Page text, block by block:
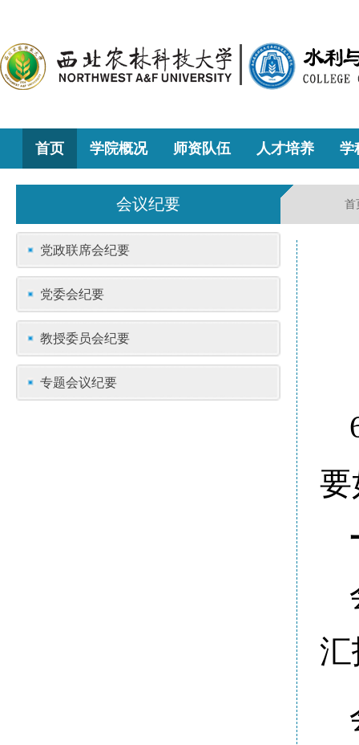
首页 学院概况 师资队伍 人才培养 学
会议纪要 首
党政联席会纪要
党委会纪要
教授委员会纪要
专题会议纪要
要
汇